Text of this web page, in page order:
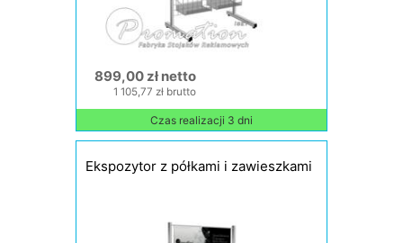
899,00 zł netto
1 105,77 zł brutto
Czas realizacji 3 dni
Ekspozytor z półkami i zawieszkami